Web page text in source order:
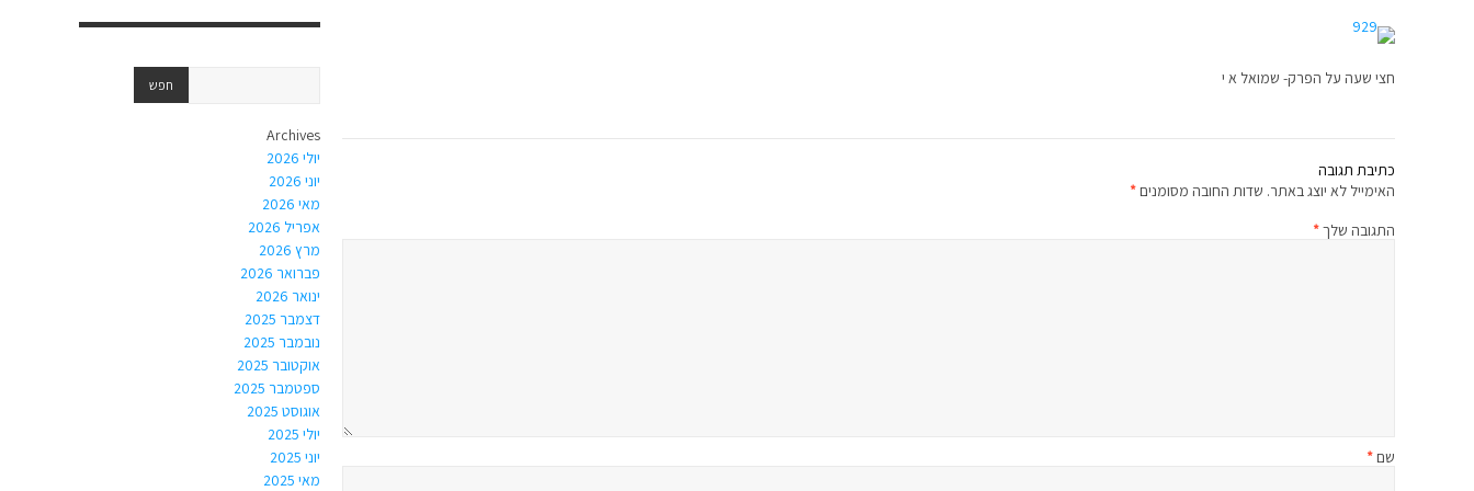
חצי שעה על הפרק- שמואל א י
כתיבת תגובה
האימייל לא יוצג באתר. שדות החובה מסומנים*
התגובה שלך*
שם*
Archives
יולי 2026
יוני 2026
מאי 2026
אפריל 2026
מרץ 2026
פברואר 2026
ינואר 2026
דצמבר 2025
נובמבר 2025
אוקטובר 2025
ספטמבר 2025
אוגוסט 2025
יולי 2025
יוני 2025
מאי 2025